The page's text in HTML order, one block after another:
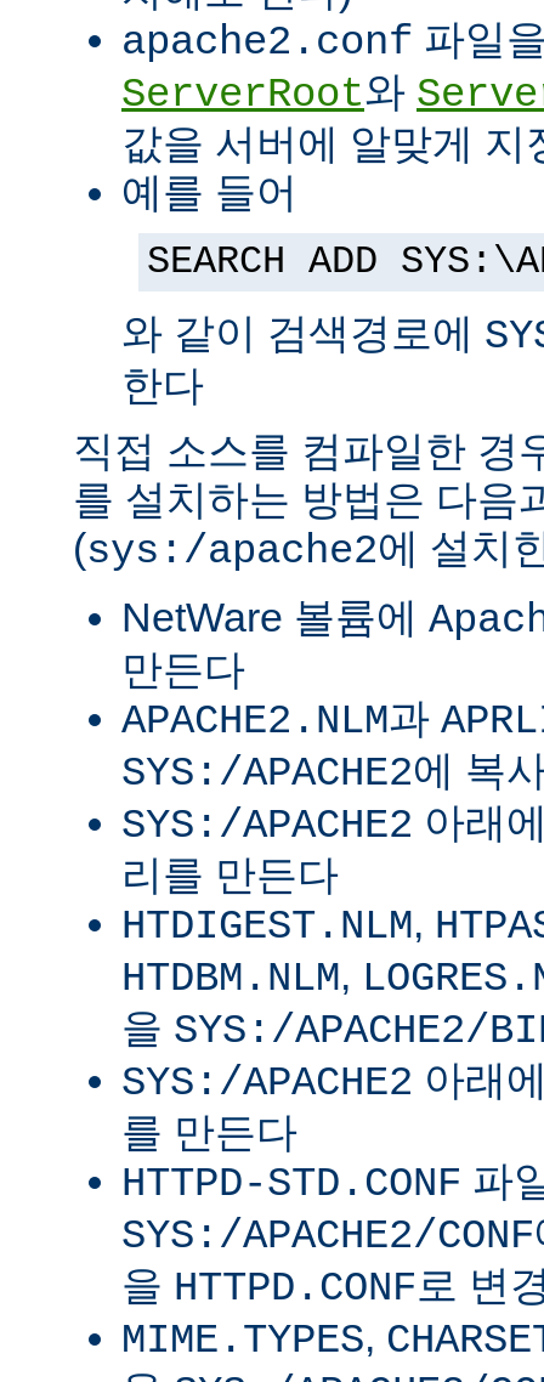
apache2.conf 파일
ServerRoot와
값을 서버에 알맞게 지
예를 들어
SEARCH ADD
와 같이 검색경로에
한다
직접 소스를 컴파일한 경
를 설치하는 방법은 다음
(sys:/apache2에 설치
NetWare 볼륨에
만든다
APACHE2.NLM과
SYS:/APACHE2에 복
SYS:/APACHE2 아래
리를 만든다
HTDIGEST.NLM,
HTDBM.NLM,
을 SYS:/APACHE2/
SYS:/APACHE2 아래
를 만든다
HTTPD-STD.CONF 파
SYS:/APACHE2/CONF
을 HTTPD.CONF 로 변
MIME.TYPES,